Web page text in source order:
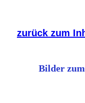
zurück zum
Bilder